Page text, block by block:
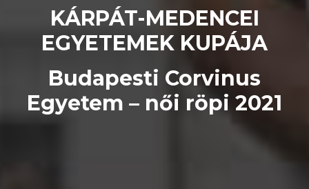
KÁRPÁT-MEDENCEI
EGYETEMEK KUPÁJA
Budapesti Corvinus
Egyetem – női röpi 2021